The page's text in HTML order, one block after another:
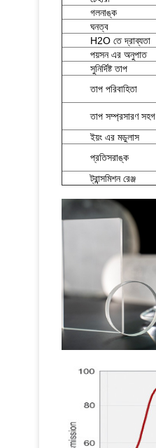
গলনাঙ্ক
ঘনত্ব
H2O তে দ্রাব্যতা
পয়সন এর অনুপাত
সুনির্দিষ্ট তাপ
তাপ পরিবাহিতা
তাপ সম্প্রসারণ সহগ
ইয়ং এর মডুলাস
প্রতিসরাঙ্ক
ট্রান্সমিশন রেঞ্জ